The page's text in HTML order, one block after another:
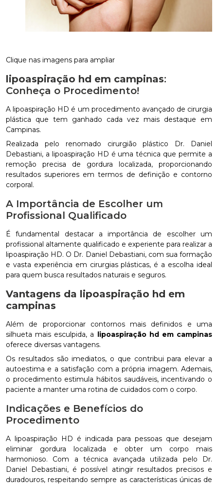
Clique nas imagens para ampliar
lipoaspiração hd em campinas:
Conheça o Procedimento!
A lipoaspiração HD é um procedimento avançado de cirurgia
plástica que tem ganhado cada vez mais destaque em
Campinas.
Realizada pelo renomado cirurgião plástico Dr. Daniel
Debastiani, a lipoaspiração HD é uma técnica que permite a
remoção precisa de gordura localizada, proporcionando
resultados superiores em termos de definição e contorno
corporal.
A Importância de Escolher um
Profissional Qualificado
É fundamental destacar a importância de escolher um
profissional altamente qualificado e experiente para realizar a
lipoaspiração HD. O Dr. Daniel Debastiani, com sua formação
e vasta experiência em cirurgias plásticas, é a escolha ideal
para quem busca resultados naturais e seguros.
Vantagens da lipoaspiração hd em
campinas
Além de proporcionar contornos mais definidos e uma
silhueta mais esculpida, a
lipoaspiração hd em campinas
oferece diversas vantagens.
Os resultados são imediatos, o que contribui para elevar a
autoestima e a satisfação com a própria imagem. Ademais,
o procedimento estimula hábitos saudáveis, incentivando o
paciente a manter uma rotina de cuidados com o corpo.
Indicações e Benefícios do
Procedimento
A lipoaspiração HD é indicada para pessoas que desejam
eliminar gordura localizada e obter um corpo mais
harmonioso. Com a técnica avançada utilizada pelo Dr.
Daniel Debastiani, é possível atingir resultados precisos e
duradouros, respeitando sempre as características únicas de